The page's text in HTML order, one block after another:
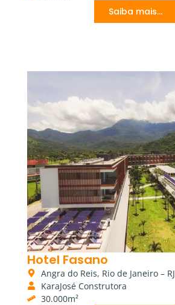
Saiba mais...
Hotel Fasano
Angra do Reis, Rio de Janeiro – RJ
KaraJosé Construtora
30.000m²